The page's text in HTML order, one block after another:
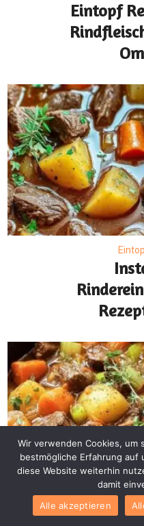
Eintopf
Wir verwenden Cookies, um
bestmögliche Erfahrung auf
diese Website weiterhin
damit
Alle akzeptieren